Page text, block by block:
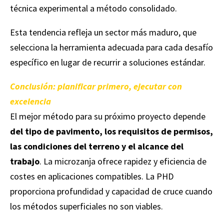
técnica experimental a método consolidado.
Esta tendencia refleja un sector más maduro, que
selecciona la herramienta adecuada para cada desafío
específico en lugar de recurrir a soluciones estándar.
Conclusión: planificar primero, ejecutar con
excelencia
El mejor método para su próximo proyecto depende
del tipo de pavimento, los requisitos de permisos,
las condiciones del terreno y el alcance del
trabajo. La microzanja ofrece rapidez y eficiencia de
costes en aplicaciones compatibles. La PHD
proporciona profundidad y capacidad de cruce cuando
los métodos superficiales no son viables.